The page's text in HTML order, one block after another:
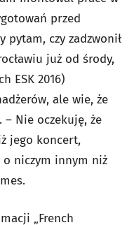
przed
pytam, czy zadzwonił
już od środy,
ESK 2016)
ale wie, że
Nie oczekuję, że
jego koncert,
niczym innym niż
„French